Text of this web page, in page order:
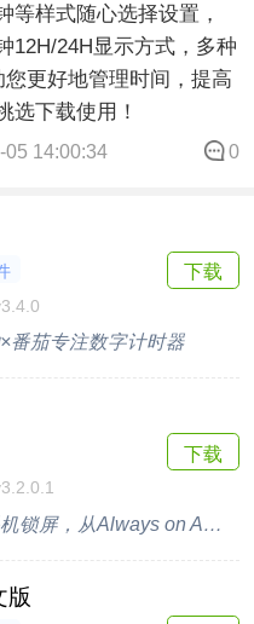
等样式随心选择设置，
12H/24H显示方式，多种
更好地管理时间，提高
选下载使用！
05 14:00:34 0
番茄专注数字计时器
下载
打造独不一样的手机锁屏，从Always on AMOLED开始
下载
版